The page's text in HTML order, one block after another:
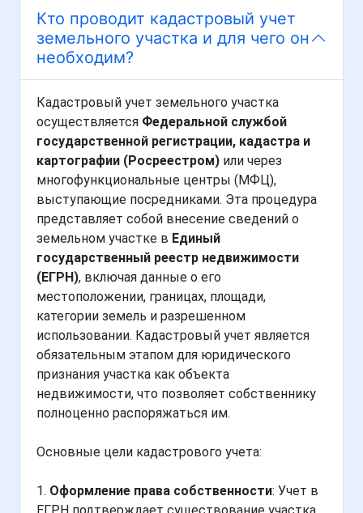
Кто проводит кадастровый учет
земельного участка и для чего он
необходим?
Кадастровый учет земельного участка
осуществляется Федеральной службой
государственной регистрации, кадастра и
картографии (Росреестром) или через
многофункциональные центры (МФЦ),
выступающие посредниками. Эта процедура
представляет собой внесение сведений о
земельном участке в Единый
государственный реестр недвижимости
(ЕГРН), включая данные о его
местоположении, границах, площади,
категории земель и разрешенном
использовании. Кадастровый учет является
обязательным этапом для юридического
признания участка как объекта
недвижимости, что позволяет собственнику
полноценно распоряжаться им.
Основные цели кадастрового учета:
1. Оформление права собственности: Учет в